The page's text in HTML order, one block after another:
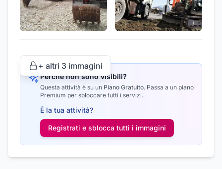
+ altri 3 immagini
Perché non sono visibili?
Questa attività è su un Piano Gratuito. Passa a un piano
Premium per sbloccare tutti i servizi.
È la tua attività?
Registrati e sblocca tutti i immagini